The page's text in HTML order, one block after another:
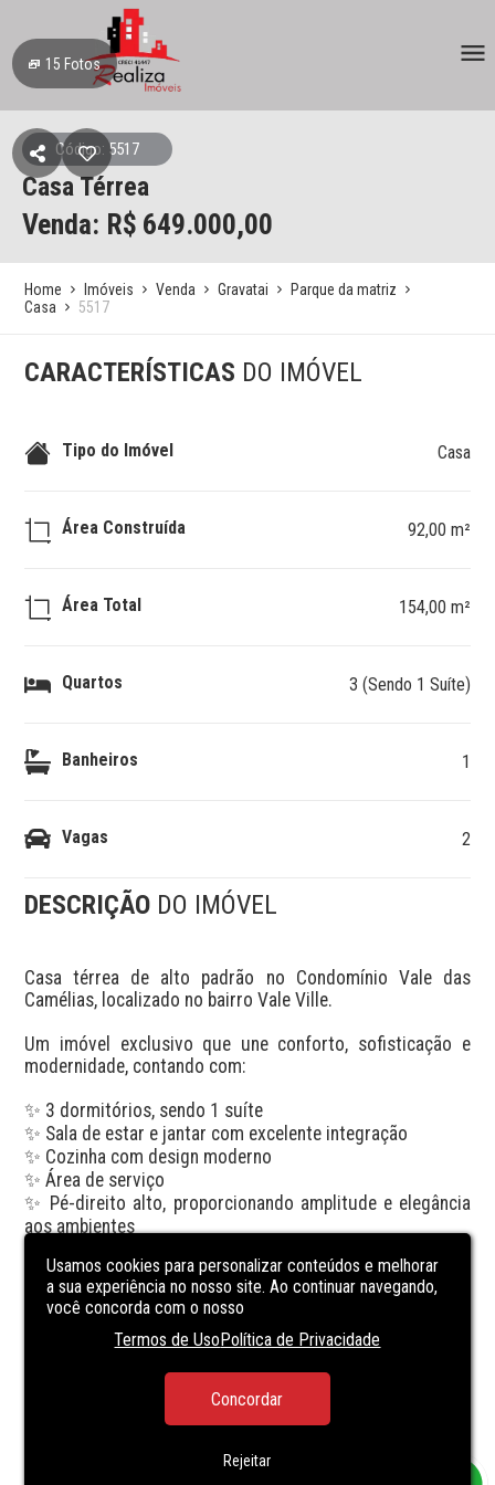
15 Fotos
Código: 5517
Casa Térrea
Venda: R$ 649.000,00
Home Imóveis Venda Gravatai
Parque da matriz
Casa
5517
CARACTERÍSTICAS DO IMÓVEL
Tipo do Imóvel Casa
Área Construída 92,00 m²
Área Total 154,00 m²
Quartos 3 (Sendo 1 Suíte)
Banheiros 1
Vagas 2
DESCRIÇÃO DO IMÓVEL
Casa térrea de alto padrão no Condomínio Vale das
Camélias, localizado no bairro Vale Ville.
Um imóvel exclusivo que une conforto, sofisticação e
modernidade, contando com:
✨ 3 dormitórios, sendo 1 suíte
✨ Sala de estar e jantar com excelente integração
✨ Cozinha com design moderno
✨ Área de serviço
✨ Pé-direito alto, proporcionando amplitude e elegância
aos ambientes
✨ Iluminação em LED automatizada
✨ Espaço com churrasqueira ideal para momentos
especiais
✨ 2 vagas de garagem
vida, conforto e um alto padrão de acabamento em um
condomínio exclusivo.
Usamos cookies para personalizar conteúdos e melhorar
a sua experiência no nosso site. Ao continuar navegando,
você concorda com o nosso
Termos de UsoPolítica de Privacidade
Concordar
Rejeitar